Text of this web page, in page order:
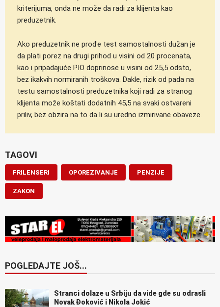
kriterijuma, onda ne može da radi za klijenta kao
preduzetnik.
Ako preduzetnik ne prođe test samostalnosti dužan je
da plati porez na drugi prihod u visini od 20 procenata,
kao i pripadajuće PIO doprinose u visini od 25,5 odsto,
bez ikakvih normiranih troškova. Dakle, rizik od pada na
testu samostalnosti preduzetnika koji radi za stranog
klijenta može koštati dodatnih 45,5 na svaki ostvareni
priliv, bez obzira na to da li su uredno izmirivane obaveze.
TAGOVI
FRILENSERI OPOREZIVANJE PENZIJE
ZAKON
POGLEDAJTE JOŠ...
Stranci dolaze u Srbiju da vide gde su odrasli
Novak Đoković i Nikola Jokić